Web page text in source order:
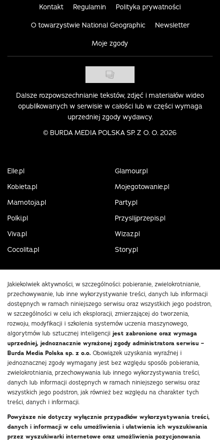
Kontakt Regulamin Polityka prywatności
O towarzystwie National Geographic Newsletter
Moje zgody
Dalsze rozpowszechnianie tekstów, zdjęć i materiałów wideo
opublikowanych w serwisie w całości lub w części wymaga
uprzedniej zgody wydawcy.
© BURDA MEDIA POLSKA SP. Z O. O. 2026
Elle.pl
Glamour.pl
Kobieta.pl
Mojegotowanie.pl
Mamotoja.pl
Party.pl
Polki.pl
Przyslijprzepis.pl
Viva.pl
Wizaz.pl
Cocolita.pl
Story.pl
Jakiekolwiek aktywności, w szczególności: pobieranie, zwielokrotnianie,
przechowywanie, lub inne wykorzystywanie treści, danych lub informacji
dostępnych w ramach niniejszego serwisu oraz wszystkich jego podstron,
w szczególności w celu ich eksploracji, zmierzającej do tworzenia,
rozwoju, modyfikacji i szkolenia systemów uczenia maszynowego,
algorytmów lub sztucznej inteligencji jest zabronione oraz wymaga
uprzedniej, jednoznacznie wyrażonej zgody administratora serwisu –
Burda Media Polska sp. z o.o. Obowiązek uzyskania wyraźnej i
jednoznacznej zgody wymagany jest bez względu sposób pobierania,
zwielokrotniania, przechowywania lub innego wykorzystywania treści,
danych lub informacji dostępnych w ramach niniejszego serwisu oraz
wszystkich jego podstron, jak również bez względu na charakter tych
treści, danych i informacji.
Powyższe nie dotyczy wyłącznie przypadków wykorzystywania treści,
danych i informacji w celu umożliwienia i ułatwienia ich wyszukiwania
przez wyszukiwarki internetowe oraz umożliwienia pozycjonowania